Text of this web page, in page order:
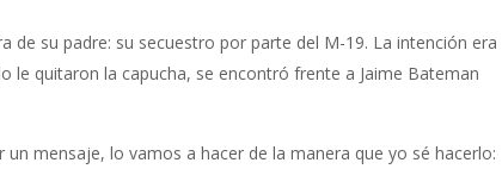
su padre: su secuestro por parte del M-19. La intención era
le quitaron la capucha, se encontró frente a Jaime Bateman
un mensaje, lo vamos a hacer de la manera que yo sé hacerlo: